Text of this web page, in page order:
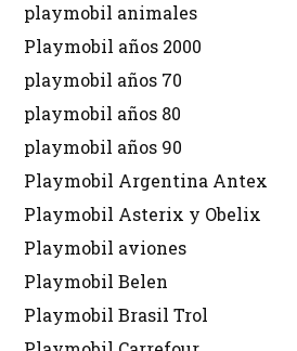
playmobil animales
Playmobil años 2000
playmobil años 70
playmobil años 80
playmobil años 90
Playmobil Argentina Antex
Playmobil Asterix y Obelix
Playmobil aviones
Playmobil Belen
Playmobil Brasil Trol